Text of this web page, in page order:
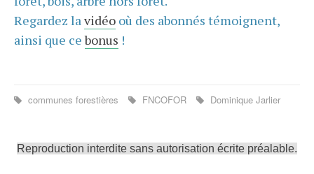
Regardez lavidéo où des abonnés témoignent,
ainsi que cebonus !
communes forestières FNCOFOR Dominique Jarlier
Reproduction interdite sans autorisation écrite préalable.